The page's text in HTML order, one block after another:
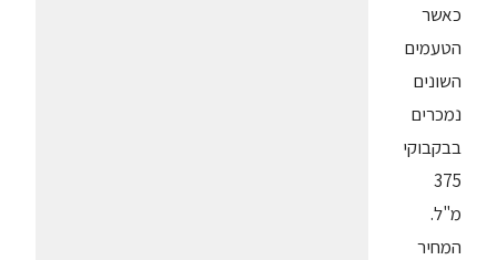
כאשר
הטעמים
השונים
נמכרים
בבקבוקי
375
מ"ל.
המחיר